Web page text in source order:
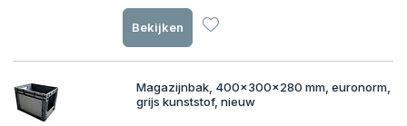
Bekijken
Magazijnbak, 400x300x280 mm, euronorm,
grijs kunststof, nieuw